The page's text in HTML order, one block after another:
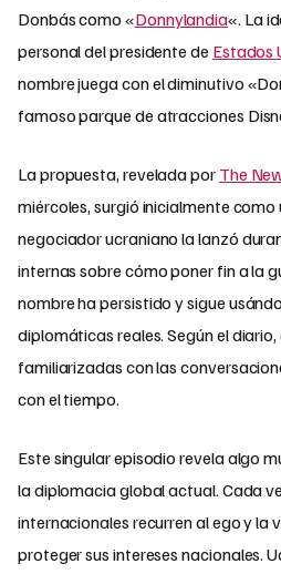
Donbás como «Donnylandia«. La
personal del presidente de Estados
nombre juega con el diminutivo
famoso parque de atracciones
La propuesta, revelada por The
miércoles, surgió inicialmente
negociador ucraniano la lanzó
internas sobre cómo poner fin a la
nombre ha persistido y sigue
diplomáticas reales. Según el
familiarizadas con las
con el tiempo.
Este singular episodio revela algo
la diplomacia global actual. Cada
internacionales recurren al ego y la
proteger sus intereses nacionales.